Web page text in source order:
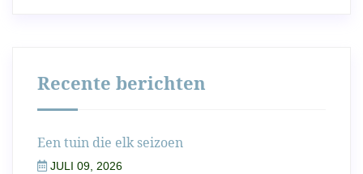
Recente berichten
Een tuin die elk seizoen
JULI 09, 2026